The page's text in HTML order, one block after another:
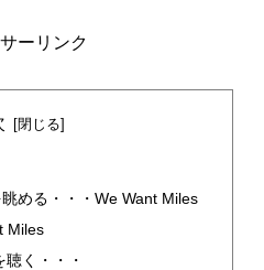
ーリンク
める・・・We Want Miles
Miles
く・・・